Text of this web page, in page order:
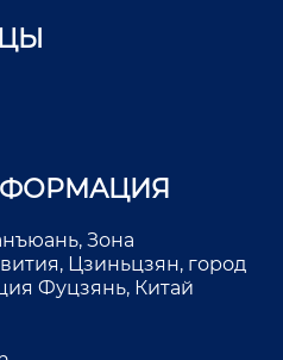
Зона
Цзиньцзян, город
Фуцзянь, Китай